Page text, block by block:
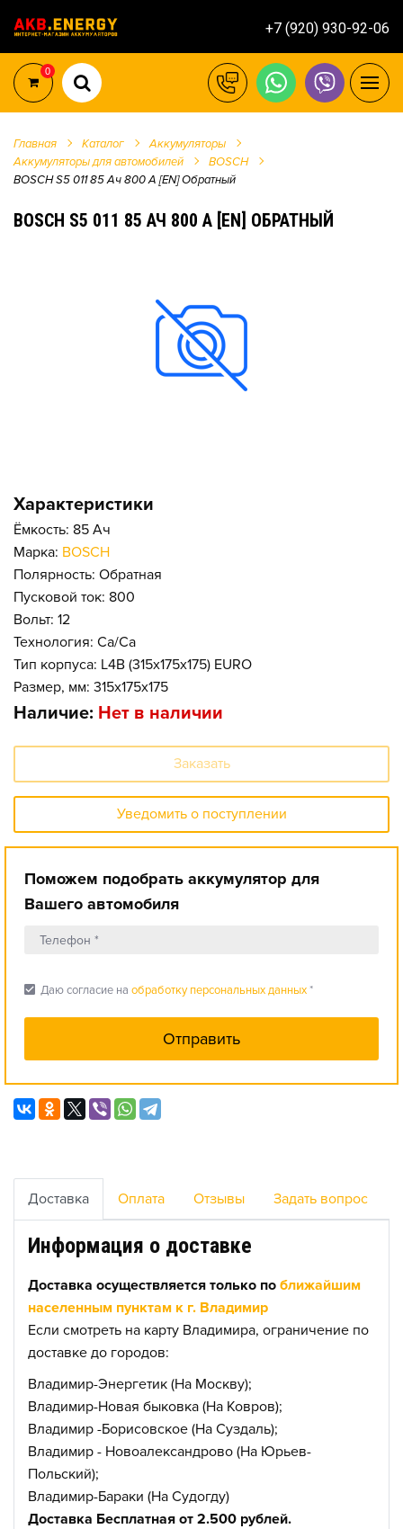
+7 (920) 930-92-06
0
Главная Каталог
Аккумуляторы
Аккумуляторы для автомобилей
BOSCH
BOSCH S5 011 85 Ач 800 А [EN] Обратный
BOSCH S5 011 85 АЧ 800 А [EN] ОБРАТНЫЙ
Характеристики
Ёмкость: 85 Ач
Марка: BOSCH
Полярность: Обратная
Пусковой ток: 800
Вольт: 12
Технология: Ca/Ca
Тип корпуса: L4B (315x175x175) EURO
Размер, мм: 315x175x175
Наличие: Нет в наличии
Заказать
Уведомить о поступлении
Поможем подобрать аккумулятор для
Вашего автомобиля
check_box Даю согласие на обработку персональных данных*
Доставка Оплата Отзывы Задать вопрос
Информация о доставке
Доставка осуществляется только по ближайшим
населенным пунктам к г. Владимир
Если смотреть на карту Владимира, ограничение по
доставке до городов:
Владимир-Энергетик (На Москву);
Владимир-Новая быковка (На Ковров);
Владимир -Борисовское (На Суздаль);
Владимир - Новоалександрово (На Юрьев-
Польский);
Владимир-Бараки (На Судогду)
Доставка Бесплатная от 2.500 рублей.